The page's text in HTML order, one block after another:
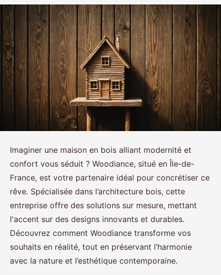
Imaginer une maison en bois alliant modernité et
confort vous séduit ? Woodiance, situé en Île-de-
France, est votre partenaire idéal pour concrétiser ce
rêve. Spécialisée dans l’architecture bois, cette
entreprise offre des solutions sur mesure, mettant
l'accent sur des designs innovants et durables.
Découvrez comment Woodiance transforme vos
souhaits en réalité, tout en préservant l’harmonie
avec la nature et l’esthétique contemporaine.